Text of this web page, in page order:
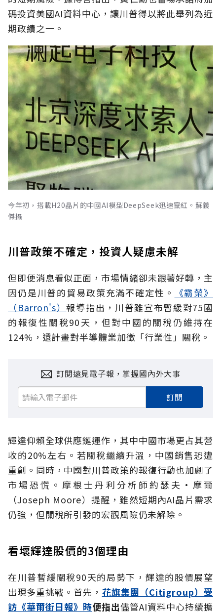
碼投資美國AI資料中心，讓川普得以將此舉列為近
期政績之一。
今年初，搭載H20晶片的中國AI模型DeepSeek迅速竄紅。蘇義
傑攝
川普政策不確定，投資人疑慮未解
但即便消息看似正面，市場情緒卻未跟著好轉，主
因仍是川普的貿易政策充滿不確定性。
《霸榮》
（Barron's）報導指出，川普雖宣布暫緩對75國
的報復性關稅90天，但對中國的關稅仍維持在
124%，還計畫對半導體業加徵「行業性」關稅。
訂閱遠見電子報，掌握國內外大事
訂閱
輝達仰賴全球供應鏈運作，其中中國市場更占其營
收的20%左右。若關稅繼續升溫，中國銷售恐遭
重創。同時，中國對川普政策的報復行動也加劇了
市場恐慌。摩根士丹利分析師約瑟夫·摩爾
（Joseph Moore）提醒，雖然短期內AI晶片需求
仍強，但關稅所引發的宏觀風險仍未解除。
看壞輝達股價的3個理由
在川普暫緩關稅90天的局勢下，輝達的股價展望
出現多重挑戰。首先， 花旗集團（Citigroup）受
訪《華爾街日報》時便指出儘管AI資料中心持續擴